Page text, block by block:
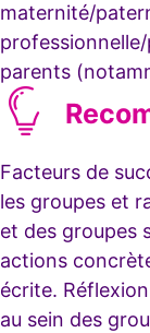
maternité/
parents
Facteurs de
les groupes et
et des groupes
actions
écrite.
au sein des